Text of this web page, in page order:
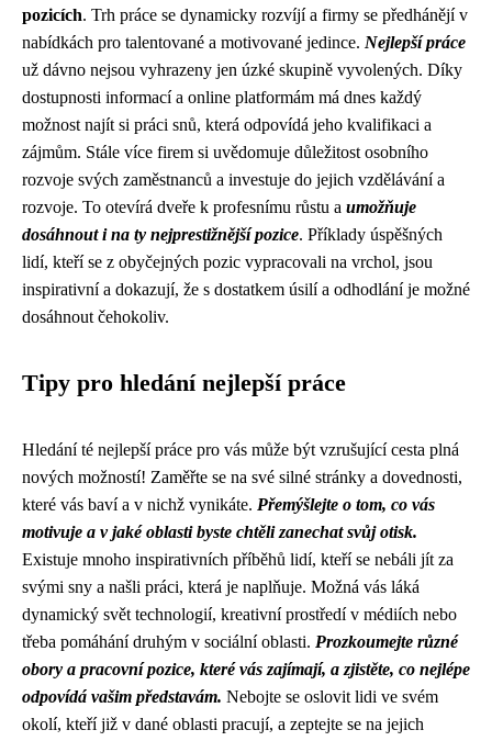
pozicích. Trh práce se dynamicky rozvíjí a firmy se předhánějí v
nabídkách pro talentované a motivované jedince. Nejlepší práce
už dávno nejsou vyhrazeny jen úzké skupině vyvolených. Díky
dostupnosti informací a online platformám má dnes každý
možnost najít si práci snů, která odpovídá jeho kvalifikaci a
zájmům. Stále více firem si uvědomuje důležitost osobního
rozvoje svých zaměstnanců a investuje do jejich vzdělávání a
rozvoje. To otevírá dveře k profesnímu růstu a umožňuje
dosáhnout i na ty nejprestižnější pozice. Příklady úspěšných
lidí, kteří se z obyčejných pozic vypracovali na vrchol, jsou
inspirativní a dokazují, že s dostatkem úsilí a odhodlání je možné
dosáhnout čehokoliv.
Tipy pro hledání nejlepší práce
Hledání té nejlepší práce pro vás může být vzrušující cesta plná
nových možností! Zaměřte se na své silné stránky a dovednosti,
které vás baví a v nichž vynikáte. Přemýšlejte o tom, co vás
motivuje a v jaké oblasti byste chtěli zanechat svůj otisk.
Existuje mnoho inspirativních příběhů lidí, kteří se nebáli jít za
svými sny a našli práci, která je naplňuje. Možná vás láká
dynamický svět technologií, kreativní prostředí v médiích nebo
třeba pomáhání druhým v sociální oblasti. Prozkoumejte různé
obory a pracovní pozice, které vás zajímají, a zjistěte, co nejlépe
odpovídá vašim představám. Nebojte se oslovit lidi ve svém
okolí, kteří již v dané oblasti pracují, a zeptejte se na jejich